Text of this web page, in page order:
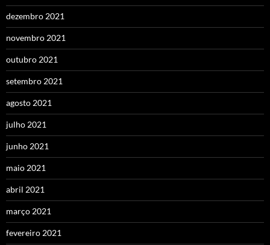
dezembro 2021
novembro 2021
outubro 2021
setembro 2021
agosto 2021
julho 2021
junho 2021
maio 2021
abril 2021
março 2021
fevereiro 2021